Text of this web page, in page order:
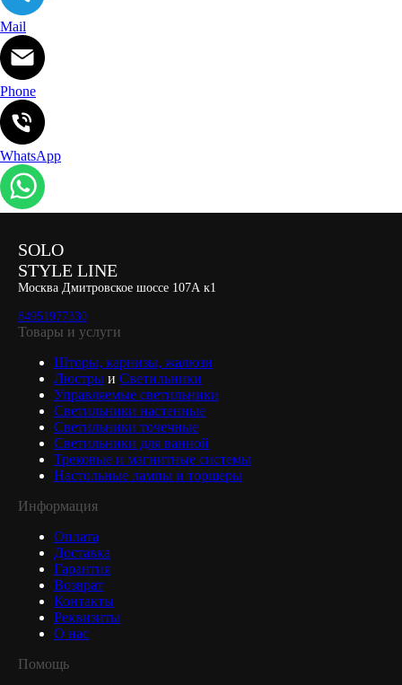
Mail
Phone
WhatsApp
SOLO
STYLE LINE
Москва Дмитровское шоссе 107А к1
84951977330
Товары и услуги
Шторы, карнизы, жалюзи
Люстры и Светильники
Управляемые светильники
Светильники настенные
Светильники точечные
Светильники для ванной
Трековые и магнитные системы
Настольные лампы и торшеры
Информация
Оплата
Доставка
Гарантия
Возврат
Контакты
Реквизиты
О нас
Помощь